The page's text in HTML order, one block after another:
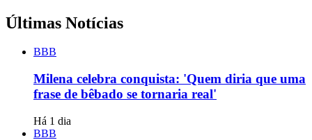
Últimas Notícias
BBB
Milena celebra conquista: 'Quem diria que uma
frase de bêbado se tornaria real'
Há 1 dia
BBB